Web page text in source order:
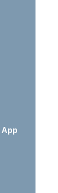
App